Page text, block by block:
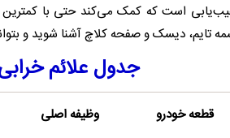
است که کمک می‌کند حتی با کمترین
تایم، دیسک و صفحه کلاچ آشنا شوید و
جدول علائم
قطعه خودرو وظیفه اصلی